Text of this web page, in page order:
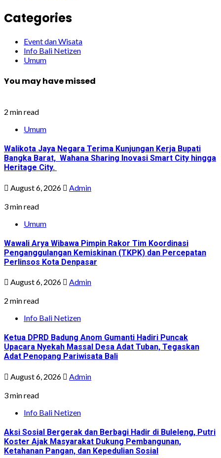
Categories
Event dan Wisata
Info Bali Netizen
Umum
You may have missed
2 min read
Umum
Walikota Jaya Negara Terima Kunjungan Kerja Bupati
Bangka Barat, Wahana Sharing Inovasi Smart City hingga
Heritage City.
August 6, 2026
Admin
3 min read
Umum
Wawali Arya Wibawa Pimpin Rakor Tim Koordinasi
Penganggulangan Kemiskinan (TKPK) dan Percepatan
Perlinsos Kota Denpasar
August 6, 2026
Admin
2 min read
Info Bali Netizen
Ketua DPRD Badung Anom Gumanti Hadiri Puncak
Upacara Nyekah Massal Desa Adat Tuban, Tegaskan
Adat Penopang Pariwisata Bali
August 6, 2026
Admin
3 min read
Info Bali Netizen
Aksi Sosial Bergerak dan Berbagi Hadir di Buleleng, Putri
Koster Ajak Masyarakat Dukung Pembangunan,
Ketahanan Pangan, dan Kepedulian Sosial